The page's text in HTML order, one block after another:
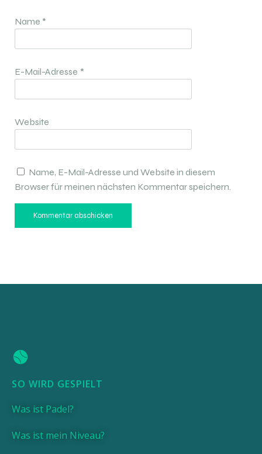
Name *
E-Mail-Adresse *
Website
Name, E-Mail-Adresse und Website in diesem
Browser für meinen nächsten Kommentar speichern.
SO WIRD GESPIELT
Was ist Padel?
Was ist mein Niveau?